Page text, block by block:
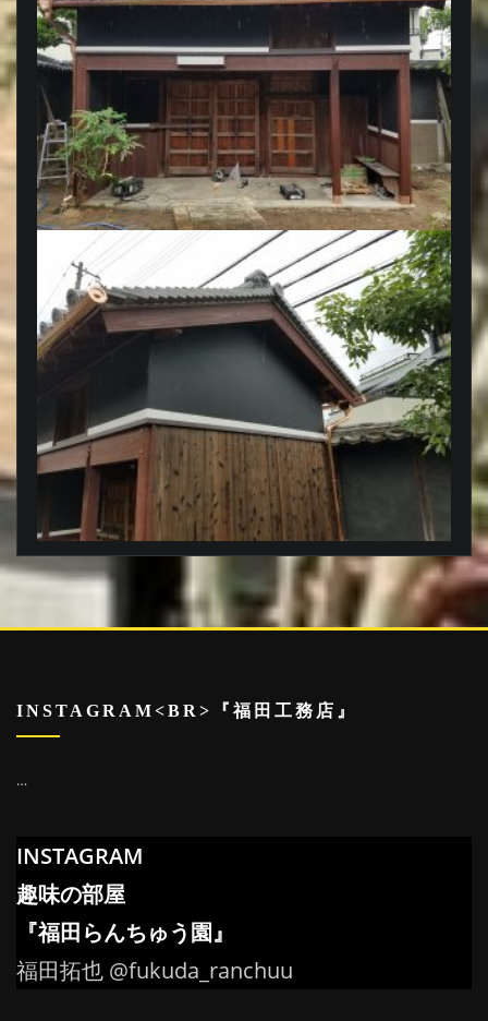
INSTAGRAM<BR>『福田工務店』
…
INSTAGRAM
趣味の部屋
『福田らんちゅう園』
福田拓也 @fukuda_ranchuu